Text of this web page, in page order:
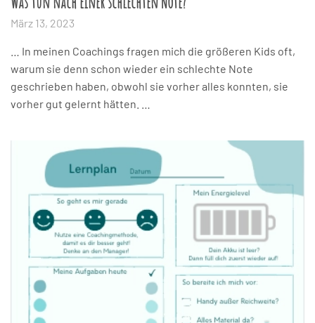
März 13, 2023
… In meinen Coachings fragen mich die größeren Kids oft,
warum sie denn schon wieder ein schlechte Note
geschrieben haben, obwohl sie vorher alles konnten, sie
vorher gut gelernt hätten. …